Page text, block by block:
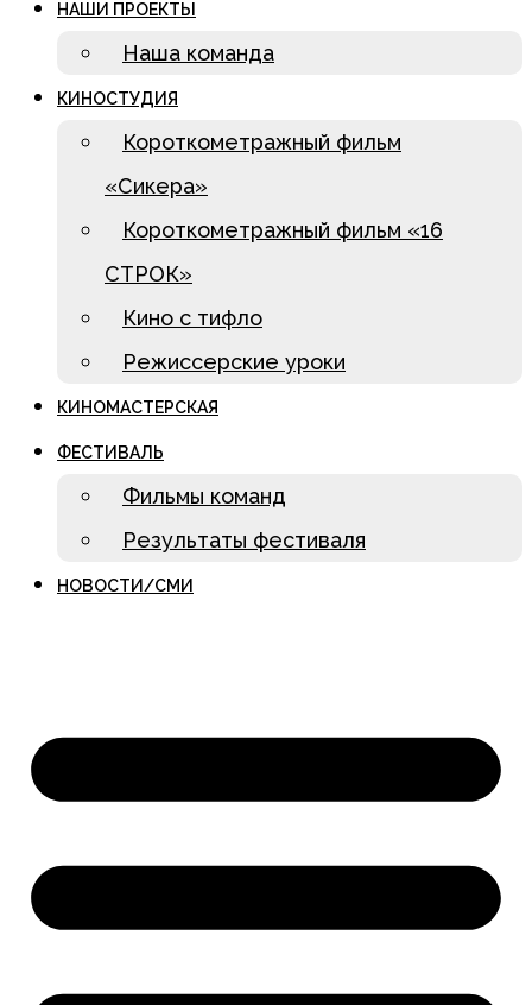
НАШИ ПРОЕКТЫ
Наша команда
КИНОСТУДИЯ
Короткометражный фильм
«Сикера»
Короткометражный фильм «16
СТРОК»
Кино с тифло
Режиссерские уроки
КИНОМАСТЕРСКАЯ
ФЕСТИВАЛЬ
Фильмы команд
Результаты фестиваля
НОВОСТИ/СМИ